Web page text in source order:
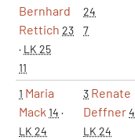
Bernhard
Rettich 23
· LK 25
11
24
7
1 Maria
Mack 14 ·
LK 24
3 Renate
Deffner4
LK 24